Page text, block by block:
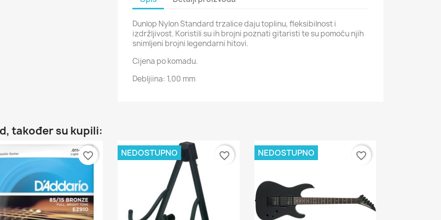
Dunlop Nylon Standard trzalice daju toplinu, fleksibilnost i
izdržljivost. Koristili su ih brojni poznati gitaristi te su pomoću njih
snimljeni brojni legendarni hitovi.
Cijena po komadu.
Debljiina: 1,00 mm
također su kupili:
favorite_border NEDOSTUPNO favorite_border NEDOSTUPNO favorite_border